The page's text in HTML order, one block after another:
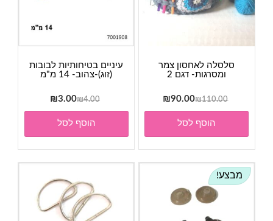
סלסלה לאחסון צמר
ומסרגות- דגם 2
₪110.00
המחיר
המקורי
היה:
₪110.00.
₪90.00
המחיר
הנוכחי
₪90.00.
הוסף לסל
עיניים בטיחותיות לבובות
(זוג)-צהוב- 14 מ"מ
₪4.00
המחיר
המקורי
היה:
₪4.00.
₪3.00
המחיר
הנוכחי
₪3.00.
הוסף לסל
מבצע!